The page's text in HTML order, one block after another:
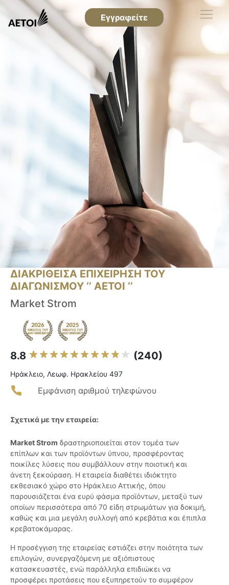
Εγγραφείτε
ΔΙΑΚΡΙΘΕΙΣΑ ΕΠΙΧΕΙΡΗΣΗ ΤΟΥ
ΔΙΑΓΩΝΙΣΜΟΥ ‘’ ΑΕΤΟΙ ‘’
Market Strom
8.8 (240)
Ηράκλειο, Λεωφ. Ηρακλείου 497
Εμφάνιση αριθμού τηλεφώνου
Σχετικά με την εταιρεία:
Market Strom δραστηριοποιείται στον τομέα των
επίπλων και των προϊόντων ύπνου, προσφέροντας
ποικίλες λύσεις που συμβάλλουν στην ποιοτική και
άνετη ξεκούραση. Η εταιρεία διαθέτει ιδιόκτητο
εκθεσιακό χώρο στο Ηράκλειο Αττικής, όπου
παρουσιάζεται ένα ευρύ φάσμα προϊόντων, μεταξύ των
οποίων περισσότερα από 70 είδη στρωμάτων για δοκιμή,
καθώς και μια μεγάλη συλλογή από κρεβάτια και έπιπλα
κρεβατοκάμαρας.
Η προσέγγιση της εταιρείας εστιάζει στην ποιότητα των
επιλογών, συνεργαζόμενη με αξιόπιστους
κατασκευαστές, ενώ παράλληλα επιδιώκει να
προσφέρει προτάσεις που εξυπηρετούν το συμφέρον